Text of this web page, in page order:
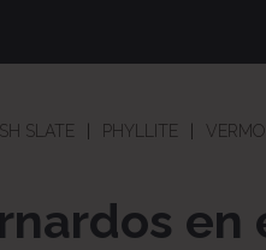
SLATE PHYLLITE